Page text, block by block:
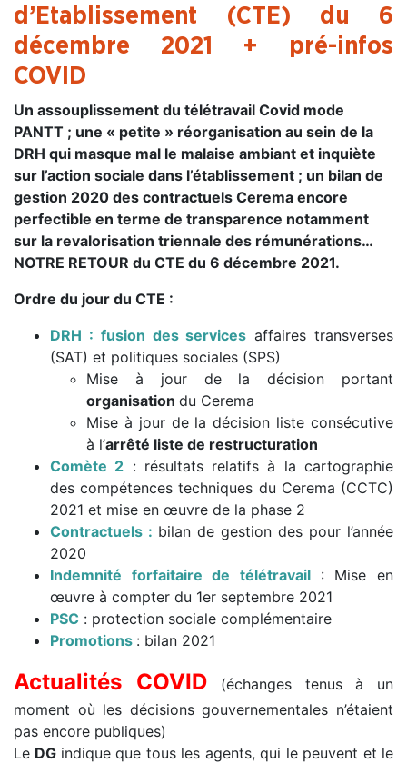
d’Etablissement (CTE) du 6
décembre 2021 + pré-infos
COVID
Un assouplissement du télétravail Covid mode
PANTT ; une « petite » réorganisation au sein de la
DRH qui masque mal le malaise ambiant et inquiète
sur l’action sociale dans l’établissement ; un bilan de
gestion 2020 des contractuels Cerema encore
perfectible en terme de transparence notamment
sur la revalorisation triennale des rémunérations…
NOTRE RETOUR du CTE du 6 décembre 2021.
Ordre du jour du CTE :
DRH : fusion des services affaires transverses
(SAT) et politiques sociales (SPS)
Mise à jour de la décision portant
organisation du Cerema
Mise à jour de la décision liste consécutive
à l’arrêté liste de restructuration
Comète 2 : résultats relatifs à la cartographie
des compétences techniques du Cerema (CCTC)
2021 et mise en œuvre de la phase 2
Contractuels : bilan de gestion des pour l’année
2020
Indemnité forfaitaire de télétravail : Mise en
œuvre à compter du 1er septembre 2021
PSC : protection sociale complémentaire
Promotions : bilan 2021
Actualités COVID
(échanges tenus à un
moment où les décisions gouvernementales n’étaient
pas encore publiques)
Le DG indique que tous les agents, qui le peuvent et le